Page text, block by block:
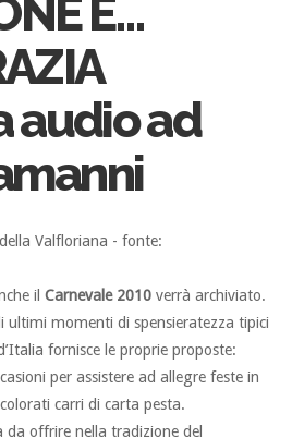
E…
audio ad
ilCarnevale 2010verrà archiviato.
ultimi momenti di spensieratezza tipici
fornisce le proprie proposte:
per assistere ad allegre feste in
carri di carta pesta.
da offrire nella tradizione del